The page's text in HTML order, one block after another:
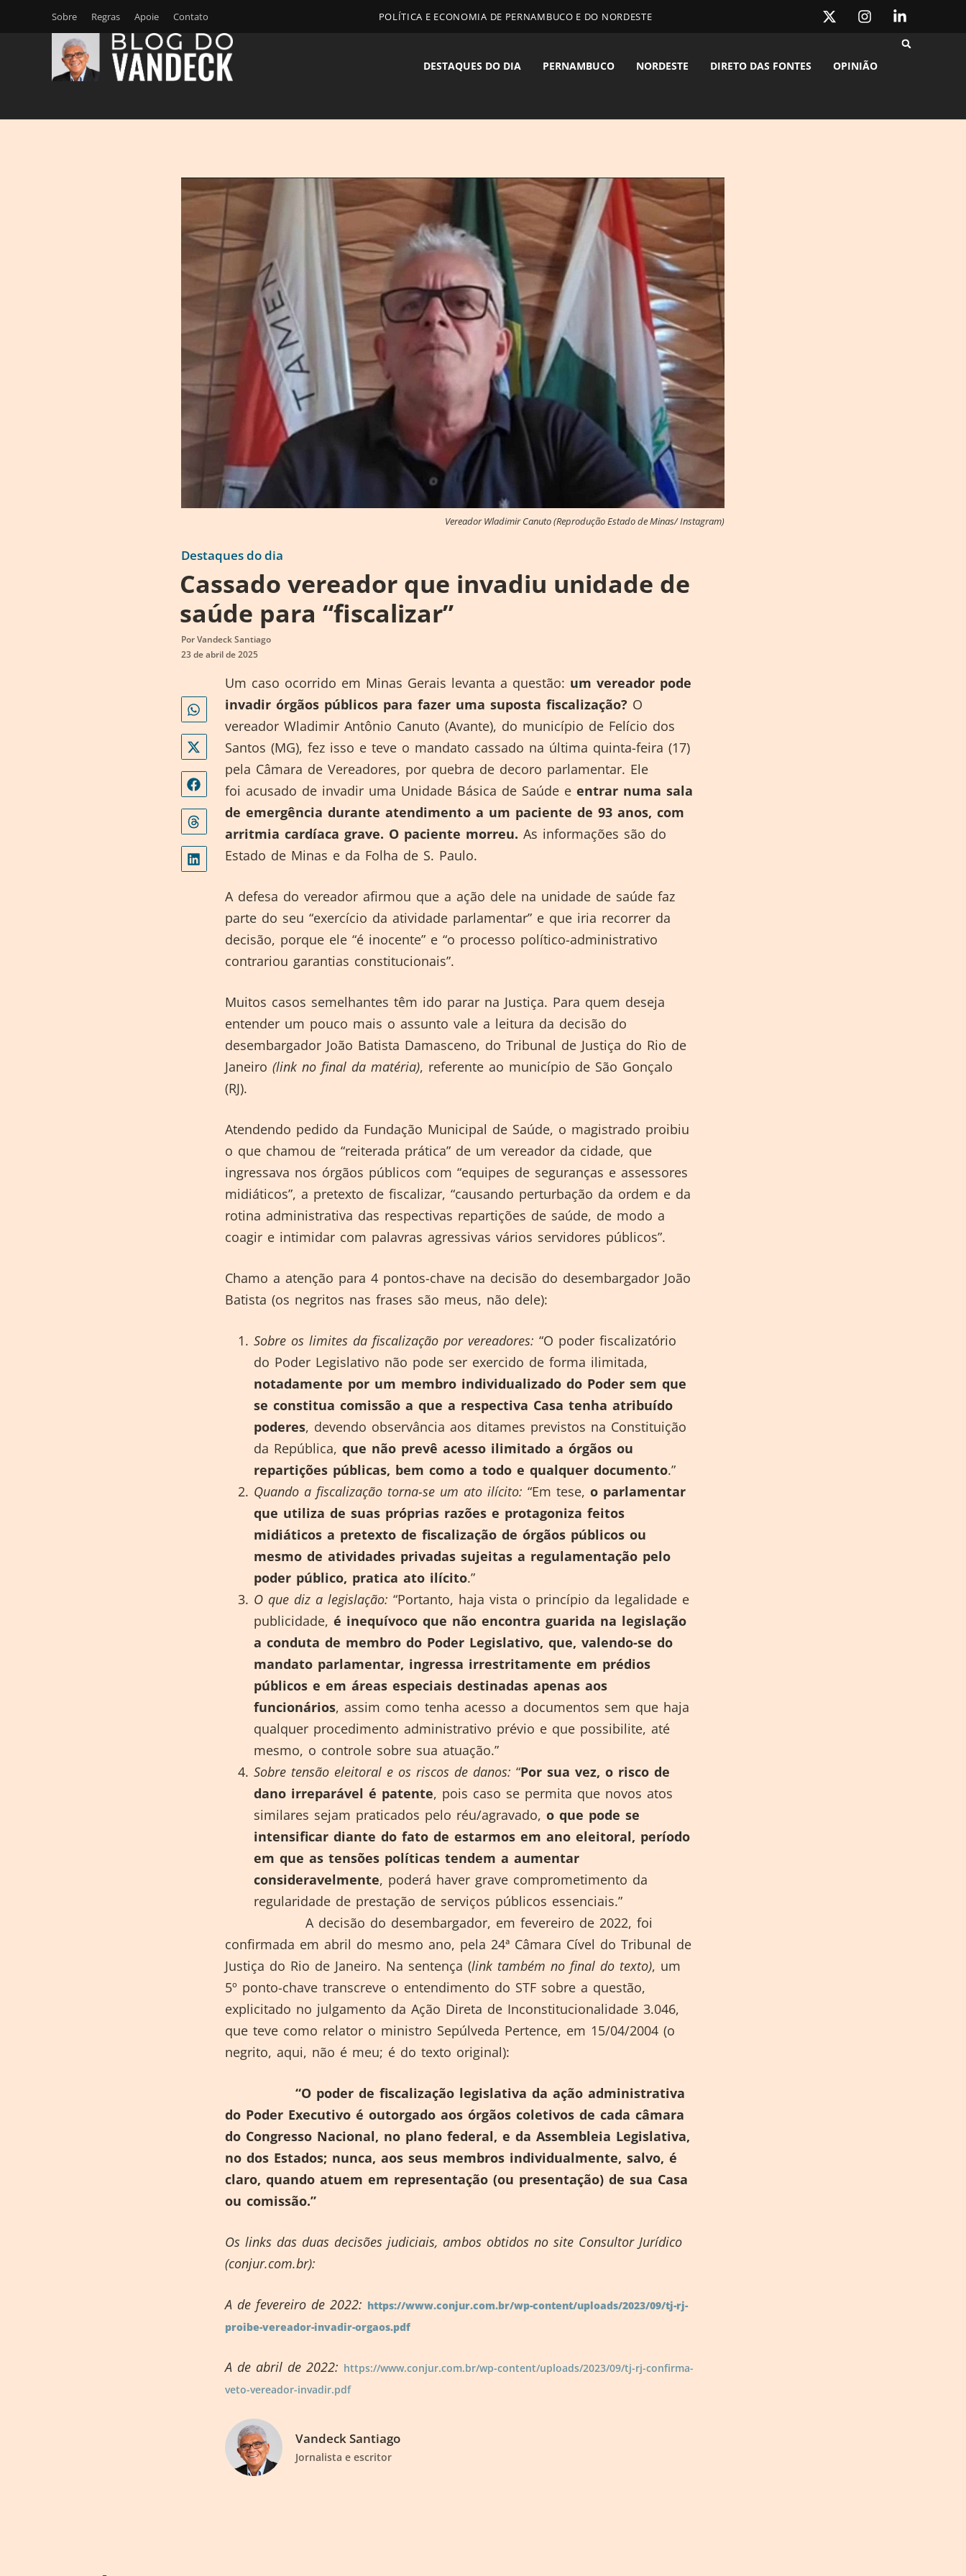
Sobre Regras Apoie Contato POLÍTICA E ECONOMIA DE PERNAMBUCO E DO NORDESTE
DESTAQUES DO DIA PERNAMBUCO NORDESTE DIRETO DAS FONTES OPINIÃO
Vereador Wladimir Canuto (Reprodução Estado de Minas/ Instagram)
Destaques do dia
Cassado vereador que invadiu unidade de
saúde para “fiscalizar”
PorVandeck Santiago
23 de abril de 2025
Um caso ocorrido em Minas Gerais levanta a questão: um vereador pode
invadir órgãos públicos para fazer uma suposta fiscalização? O
vereador Wladimir Antônio Canuto (Avante), do município de Felício dos
Santos (MG), fez isso e teve o mandato cassado na última quinta-feira (17)
pela Câmara de Vereadores, por quebra de decoro parlamentar. Ele
foi acusado de invadir uma Unidade Básica de Saúde e entrar numa sala
de emergência durante atendimento a um paciente de 93 anos, com
arritmia cardíaca grave. O paciente morreu. As informações são do
Estado de Minas e da Folha de S. Paulo.
A defesa do vereador afirmou que a ação dele na unidade de saúde faz
parte do seu “exercício da atividade parlamentar” e que iria recorrer da
decisão, porque ele “é inocente” e “o processo político-administrativo
contrariou garantias constitucionais”.
Muitos casos semelhantes têm ido parar na Justiça. Para quem deseja
entender um pouco mais o assunto vale a leitura da decisão do
desembargador João Batista Damasceno, do Tribunal de Justiça do Rio de
Janeiro (link no final da matéria), referente ao município de São Gonçalo
(RJ).
Atendendo pedido da Fundação Municipal de Saúde, o magistrado proibiu
o que chamou de “reiterada prática” de um vereador da cidade, que
ingressava nos órgãos públicos com “equipes de seguranças e assessores
midiáticos”, a pretexto de fiscalizar, “causando perturbação da ordem e da
rotina administrativa das respectivas repartições de saúde, de modo a
coagir e intimidar com palavras agressivas vários servidores públicos”.
Chamo a atenção para 4 pontos-chave na decisão do desembargador João
Batista (os negritos nas frases são meus, não dele):
Sobre os limites da fiscalização por vereadores: “O poder fiscalizatório
do Poder Legislativo não pode ser exercido de forma ilimitada,
notadamente por um membro individualizado do Poder sem que
se constitua comissão a que a respectiva Casa tenha atribuído
poderes, devendo observância aos ditames previstos na Constituição
da República, que não prevê acesso ilimitado a órgãos ou
repartições públicas, bem como a todo e qualquer documento.”
Quando a fiscalização torna-se um ato ilícito: “Em tese, o parlamentar
que utiliza de suas próprias razões e protagoniza feitos
midiáticos a pretexto de fiscalização de órgãos públicos ou
mesmo de atividades privadas sujeitas a regulamentação pelo
poder público, pratica ato ilícito.”
O que diz a legislação: “Portanto, haja vista o princípio da legalidade e
publicidade, é inequívoco que não encontra guarida na legislação
a conduta de membro do Poder Legislativo, que, valendo-se do
mandato parlamentar, ingressa irrestritamente em prédios
públicos e em áreas especiais destinadas apenas aos
funcionários, assim como tenha acesso a documentos sem que haja
qualquer procedimento administrativo prévio e que possibilite, até
mesmo, o controle sobre sua atuação.”
Sobre tensão eleitoral e os riscos de danos: “Por sua vez, o risco de
dano irreparável é patente, pois caso se permita que novos atos
similares sejam praticados pelo réu/agravado, o que pode se
intensificar diante do fato de estarmos em ano eleitoral, período
em que as tensões políticas tendem a aumentar
consideravelmente, poderá haver grave comprometimento da
regularidade de prestação de serviços públicos essenciais.”
A decisão do desembargador, em fevereiro de 2022, foi
confirmada em abril do mesmo ano, pela 24ª Câmara Cível do Tribunal de
Justiça do Rio de Janeiro. Na sentença (link também no final do texto), um
5º ponto-chave transcreve o entendimento do STF sobre a questão,
explicitado no julgamento da Ação Direta de Inconstitucionalidade 3.046,
que teve como relator o ministro Sepúlveda Pertence, em 15/04/2004 (o
negrito, aqui, não é meu; é do texto original):
“O poder de fiscalização legislativa da ação administrativa
do Poder Executivo é outorgado aos órgãos coletivos de cada câmara
do Congresso Nacional, no plano federal, e da Assembleia Legislativa,
no dos Estados; nunca, aos seus membros individualmente, salvo, é
claro, quando atuem em representação (ou presentação) de sua Casa
ou comissão.”
Os links das duas decisões judiciais, ambos obtidos no site Consultor Jurídico
(conjur.com.br):
A de fevereiro de 2022: https://www.conjur.com.br/wp-content/uploads/2023/09/tj-rj-
proibe-vereador-invadir-orgaos.pdf
A de abril de 2022: https://www.conjur.com.br/wp-content/uploads/2023/09/tj-rj-confirma-
veto-vereador-invadir.pdf
Vandeck Santiago
Jornalista e escritor